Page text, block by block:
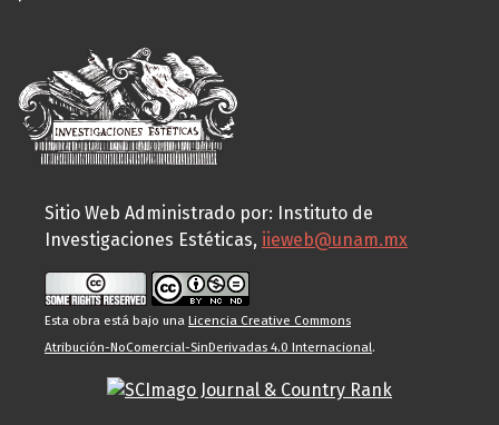
Sitio Web Administrado por: Instituto de
Investigaciones Estéticas, iieweb@unam.mx
Esta obra está bajo una Licencia Creative Commons
Atribución-NoComercial-SinDerivadas 4.0 Internacional.